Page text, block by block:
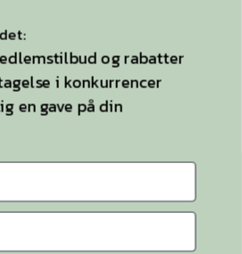
og rabatter
i konkurrencer
en gave på din